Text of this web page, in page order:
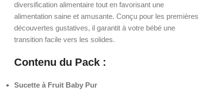
diversification alimentaire tout en favorisant une
alimentation saine et amusante. Conçu pour les premières
découvertes gustatives, il garantit à votre bébé une
transition facile vers les solides.
Contenu du Pack :
Sucette à Fruit Baby Pur